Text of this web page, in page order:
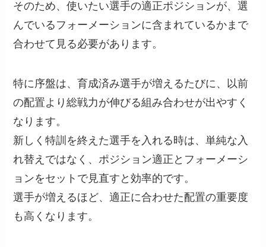
そのため、使いたい選手の適正ポジションが、選
んでいるフォーメーションに含まれているかまで
合わせて見る必要があります。
特に序盤は、育成済み選手が増えるたびに、以前
の配置より総戦力が伸びる組み合わせが出やすく
なります。
新しく特訓を終えた選手を入れる時は、単純な入
れ替えではなく、ポジション適正とフォーメーシ
ョンをセットで見直すと効率的です。
選手が増えるほど、適正に合わせた配置の重要度
も高くなります。